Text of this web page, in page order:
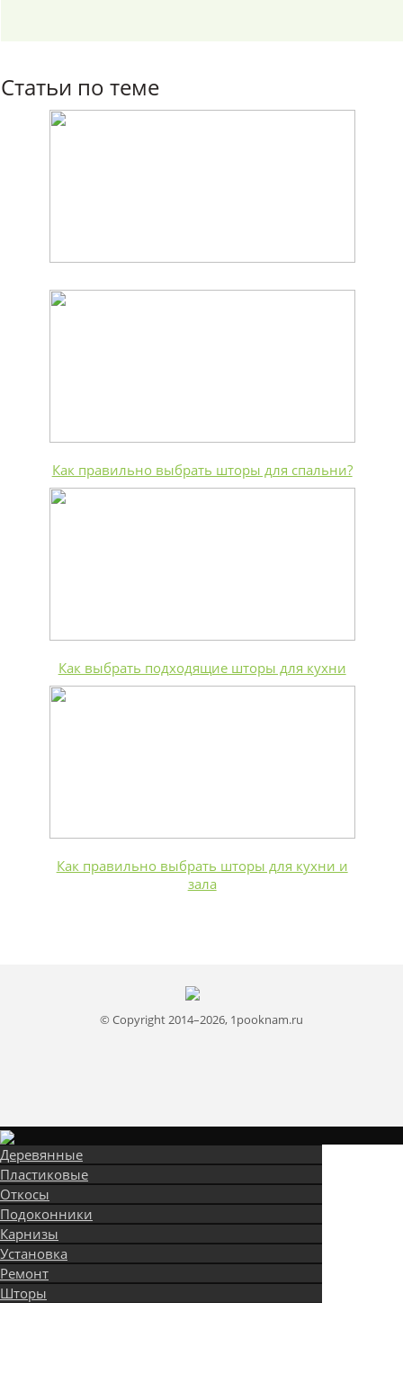
Статьи по теме
Как правильно выбрать шторы для спальни?
Как выбрать подходящие шторы для кухни
Как правильно выбрать шторы для кухни и
зала
© Copyright 2014–2026, 1pooknam.ru
Деревянные
Пластиковые
Откосы
Подоконники
Карнизы
Установка
Ремонт
Шторы